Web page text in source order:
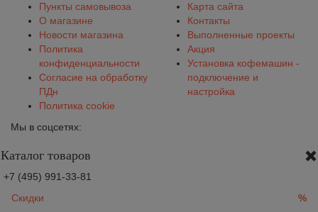
Пункты самовывоза
О магазине
Новости магазина
Политика
конфиденциальности
Согласие на обработку
ПДн
Политика cookie
Карта сайта
Контакты
Выполненные проекты
Акция
Установка кофемашин -
подключение и
настройка
Мы в соцсетях:
Каталог товаров
+7 (495) 991-33-81
Скидки
%